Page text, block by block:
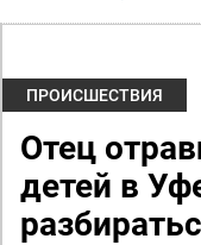
ПРОИСШЕСТВИЯ
Отец
детей в